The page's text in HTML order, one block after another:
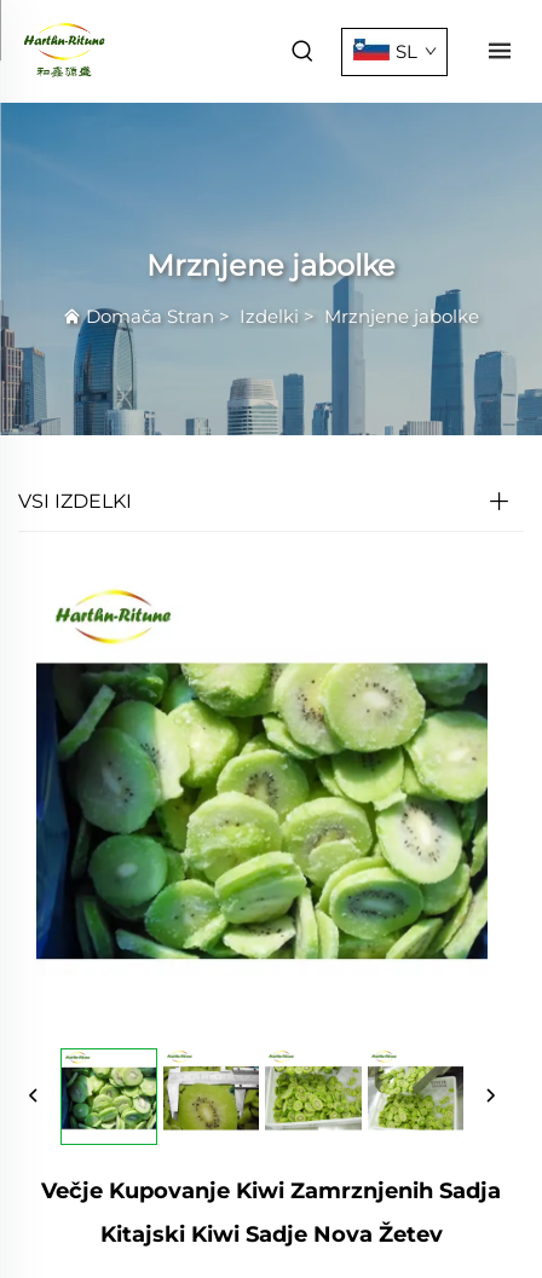
SL
Mrznjene jabolke
Domača Stran > Izdelki > Mrznjene jabolke
VSI IZDELKI
Večje Kupovanje Kiwi Zamrznjenih Sadja
Kitajski Kiwi Sadje Nova Žetev